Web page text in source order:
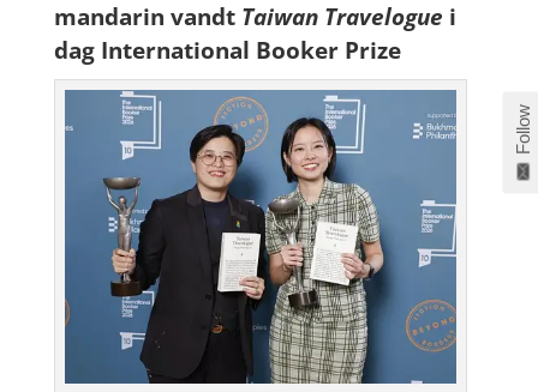
mandarin vandt Taiwan Travelogue i
dag International Booker Prize
Follow